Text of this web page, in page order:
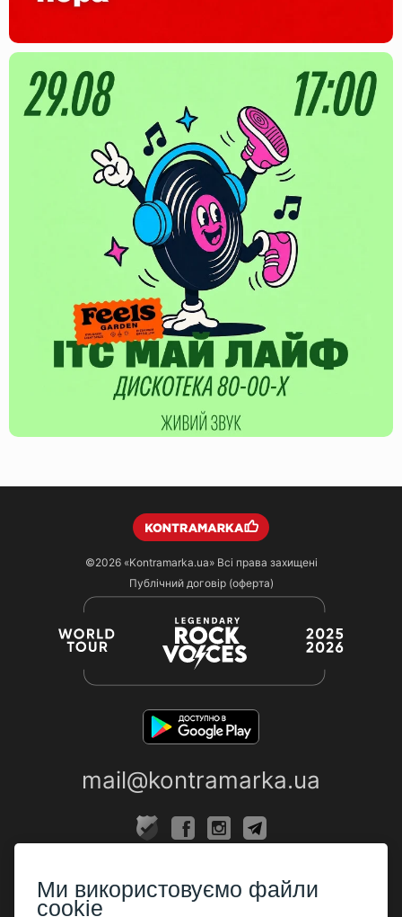
©2026 «Kontramarka.ua»Всі права захищені
Публічний договір (оферта)
mail@kontramarka.ua
Каси
Ми використовуємо файли
cookie